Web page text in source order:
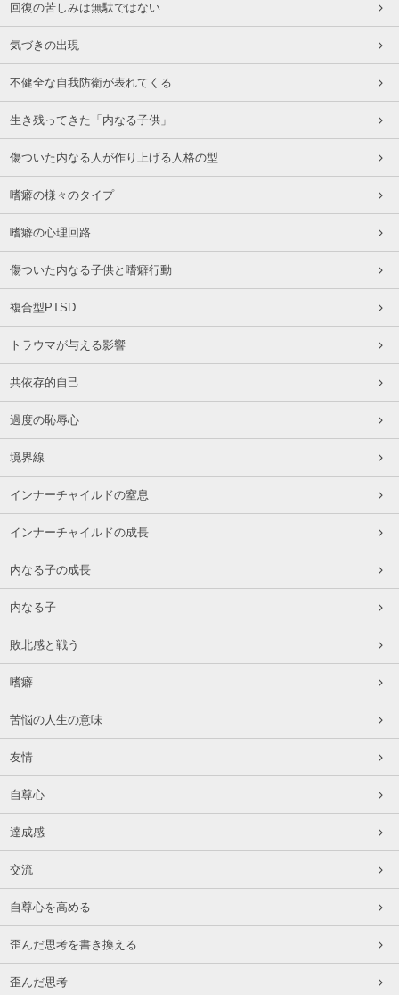
回復の苦しみは無駄ではない
気づきの出現
不健全な自我防衛が表れてくる
生き残ってきた「内なる子供」
傷ついた内なる人が作り上げる人格の型
嗜癖の様々のタイプ
嗜癖の心理回路
傷ついた内なる子供と嗜癖行動
複合型PTSD
トラウマが与える影響
共依存的自己
過度の恥辱心
境界線
インナーチャイルドの窒息
インナーチャイルドの成長
内なる子の成長
内なる子
敗北感と戦う
嗜癖
苦悩の人生の意味
友情
自尊心
達成感
交流
自尊心を高める
歪んだ思考を書き換える
歪んだ思考